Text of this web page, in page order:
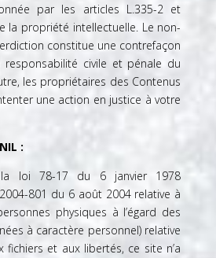
par les articles L.335-2 et
la propriété intellectuelle. Le non-
constitue une contrefaçon
responsabilité civile et pénale du
les propriétaires des Contenus
une action en justice à votre
:
la loi 78-17 du 6 janvier 1978
801 du 6 août 2004 relative à
physiques à l’égard des
à caractère personnel) relative
fichiers et aux libertés, ce site n’a